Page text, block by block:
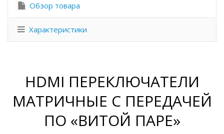
Обзор товара
Характеристики
HDMI ПЕРЕКЛЮЧАТЕЛИ
МАТРИЧНЫЕ С ПЕРЕДАЧЕЙ
ПО «ВИТОЙ ПАРЕ»